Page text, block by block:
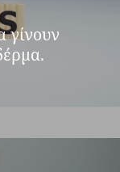
γίνουν